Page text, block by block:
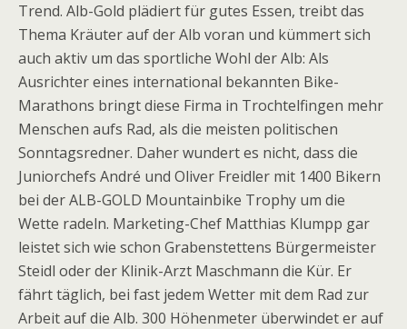
Trend. Alb-Gold plädiert für gutes Essen, treibt das
Thema Kräuter auf der Alb voran und kümmert sich
auch aktiv um das sportliche Wohl der Alb: Als
Ausrichter eines international bekannten Bike-
Marathons bringt diese Firma in Trochtelfingen mehr
Menschen aufs Rad, als die meisten politischen
Sonntagsredner. Daher wundert es nicht, dass die
Juniorchefs André und Oliver Freidler mit 1400 Bikern
bei der ALB-GOLD Mountainbike Trophy um die
Wette radeln. Marketing-Chef Matthias Klumpp gar
leistet sich wie schon Grabenstettens Bürgermeister
Steidl oder der Klinik-Arzt Maschmann die Kür. Er
fährt täglich, bei fast jedem Wetter mit dem Rad zur
Arbeit auf die Alb. 300 Höhenmeter überwindet er auf